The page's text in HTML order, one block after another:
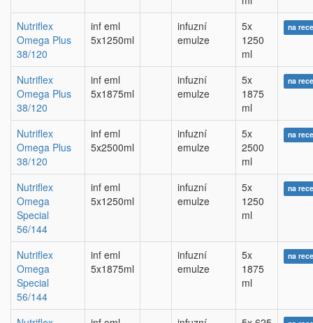
Nutriflex
Omega Plus
38/120
inf eml
5x1250ml
infuzní
emulze
5x
1250
ml
na
Nutriflex
Omega Plus
38/120
inf eml
5x1875ml
infuzní
emulze
5x
1875
ml
na
Nutriflex
Omega Plus
38/120
inf eml
5x2500ml
infuzní
emulze
5x
2500
ml
na
Nutriflex
Omega
Special
56/144
inf eml
5x1250ml
infuzní
emulze
5x
1250
ml
na
Nutriflex
Omega
Special
56/144
inf eml
5x1875ml
infuzní
emulze
5x
1875
ml
na